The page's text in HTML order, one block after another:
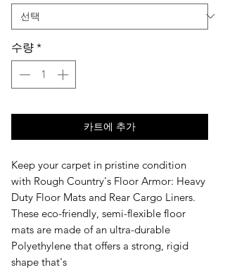
수량 *
카트에 추가
Keep your carpet in pristine condition
with Rough Country's Floor Armor: Heavy
Duty Floor Mats and Rear Cargo Liners.
These eco-friendly, semi-flexible floor
mats are made of an ultra-durable
Polyethylene that offers a strong, rigid
shape that's